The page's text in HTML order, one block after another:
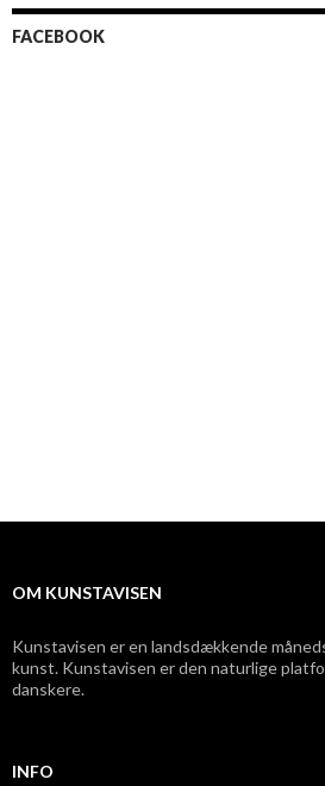
FACEBOOK
OM KUNSTAVISEN
Kunstavisen er en landsdækkende
kunst. Kunstavisen er den naturlige
danskere.
INFO